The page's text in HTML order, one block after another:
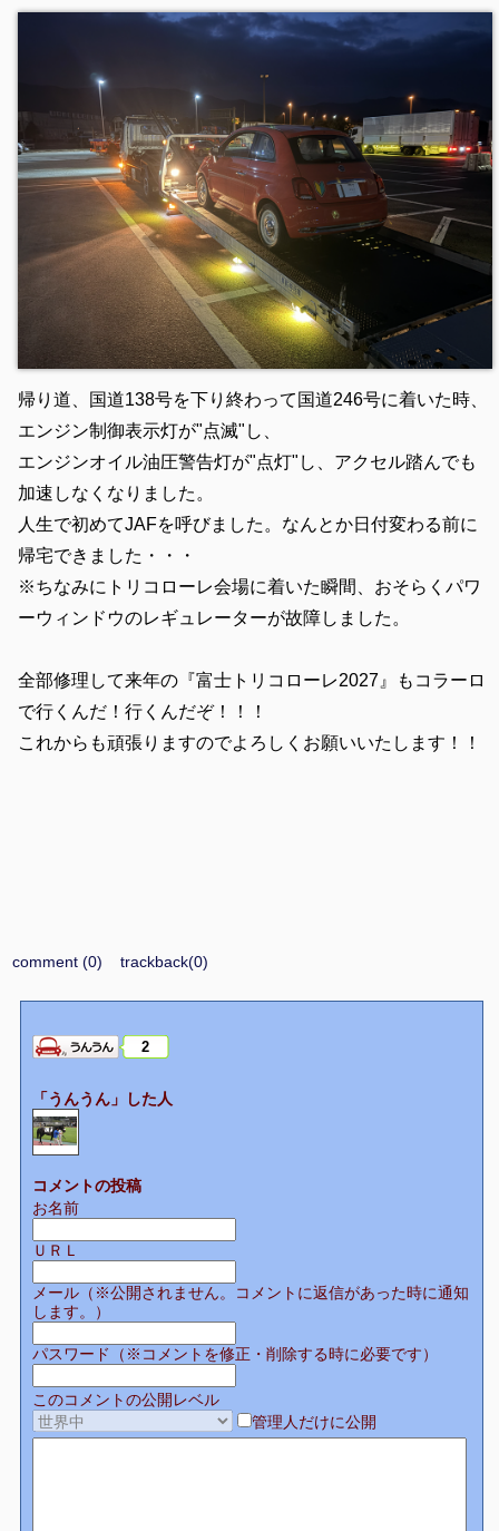
帰り道、国道138号を下り終わって国道246号に着いた時、
エンジン制御表示灯が"点滅"し、
エンジンオイル油圧警告灯が"点灯"し、アクセル踏んでも
加速しなくなりました。
人生で初めてJAFを呼びました。なんとか日付変わる前に
帰宅できました・・・
※ちなみにトリコローレ会場に着いた瞬間、おそらくパワ
ーウィンドウのレギュレーターが故障しました。
全部修理して来年の『富士トリコローレ2027』もコラーロ
で行くんだ！行くんだぞ！！！
これからも頑張りますのでよろしくお願いいたします！！
comment (0) trackback(0)
2
「うんうん」した人
コメントの投稿
お名前
ＵＲＬ
メール（※公開されません。コメントに返信があった時に通知
します。）
パスワード（※コメントを修正・削除する時に必要です）
このコメントの公開レベル
管理人だけに公開